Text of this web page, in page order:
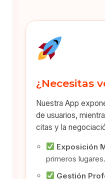
¿Necesitas
Nuestra App
de usuarios,
citas y la
Exposición
primeros lugares.
Gestión